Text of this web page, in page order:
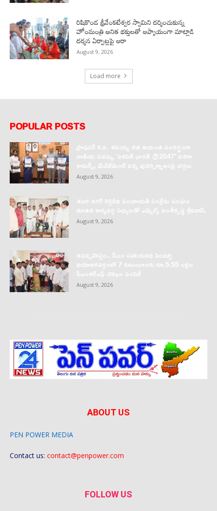
రిషికొండ శ్రీవేంకటేశ్వర స్వామిని దర్శించుకున్న
హోంమంత్రి అనిత భక్తులతో ఆప్యాయంగా మాట్లాడి
దర్శన ఏర్పాట్లపై ఆరా
August 9, 2026
Load more
POPULAR POSTS
ప్రొఫెసర్‌ కె.వి. శివయ్య శత జయంతి సందర్భంగా
జాతీయ సదస్సు ‘వికసిత్‌ భారత్‌ @2047’ దిశగా
కామర్స్‌, మేనేజ్‌మెంట్‌ విద్య పునర్నిర్మాణంపై చర్చలు
August 9, 2026
శబరి నగర్ రెల్లివీధి పంచాయతీ సంక్షేమ సంఘం
నూతన కార్యవర్గ సభ్యులతో ఎమ్మెల్యే వంశీకృష్ణ శ్రీనివాస్.
August 9, 2026
ఆపన్నహస్తం.. సీఎం సహాయనిధి పెందుర్తి
నియోజకవర్గంలో 7 కుటుంబాలకు రూ.5.55 లక్షల
సీఎంఆర్‌ఎఫ్ చెక్కుల పంపిణీ
August 9, 2026
ABOUT US
PEN POWER MEDIA
Contact us: contact@penpower.com
FOLLOW US